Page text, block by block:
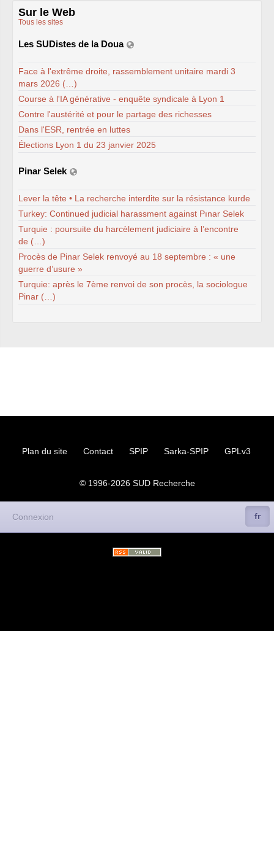
Sur le Web
Tous les sites
Les SUDistes de la Doua
Face à l'extrême droite, rassemblement unitaire mardi 3
mars 2026 (…)
Course à l'IA générative - enquête syndicale à Lyon 1
Contre l'austérité et pour le partage des richesses
Dans l'ESR, rentrée en luttes
Élections Lyon 1 du 23 janvier 2025
Pinar Selek
Lever la tête • La recherche interdite sur la résistance kurde
Turkey: Continued judicial harassment against Pınar Selek
Turquie : poursuite du harcèlement judiciaire à l’encontre
de (…)
Procès de Pinar Selek renvoyé au 18 septembre : « une
guerre d’usure »
Turquie: après le 7ème renvoi de son procès, la sociologue
Pinar (…)
Plan du site Contact SPIP Sarka-SPIP GPLv3
© 1996-2026 SUDRecherche
Connexion fr